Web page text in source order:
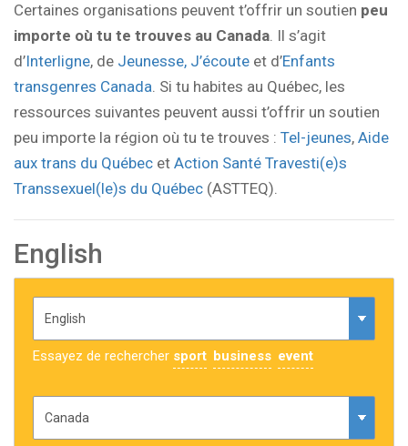
Certaines organisations peuvent t’offrir un soutien peu
importe où tu te trouves au Canada. Il s’agit
d’Interligne, de Jeunesse, J’écoute et d’Enfants
transgenres Canada. Si tu habites au Québec, les
ressources suivantes peuvent aussi t’offrir un soutien
peu importe la région où tu te trouves : Tel-jeunes, Aide
aux trans du Québec et Action Santé Travesti(e)s
Transsexuel(le)s du Québec (ASTTEQ).
English
Essayez de rechercher sport business event